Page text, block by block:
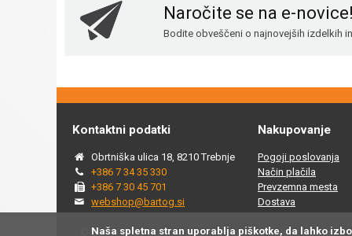
Naročite se na e-novice!
Bodite obveščeni o najnovejših izdelkih
Kontaktni podatki
Obrtniška ulica 18, 8210 Trebnje
+386 7 34 35 330
+386 7 30 45 701
webshop@bartog.si
Nakupovanje
Pogoji poslovanja
Način plačila
Prevzemna mesta
Dostava
© 2015 - 2025 Spletna trgovina Bartog, v spletni trgovini
Naša spletna stran uporablja piškotke, da lahko